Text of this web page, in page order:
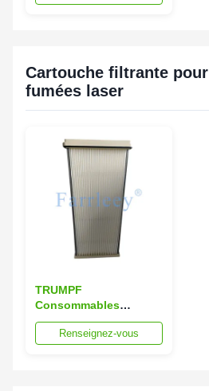
Cartouche filtrante pour
fumées laser
TRUMPF
Consommables
remplacement filtre de
panneau de collecteur
Renseignez-vous